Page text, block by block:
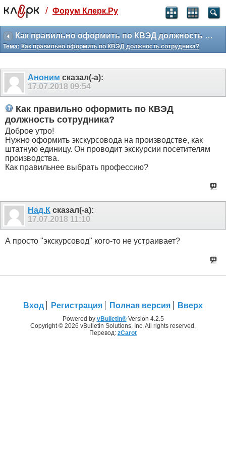
Святые угодники, Клерк без рекламы
прекрасен:)
месяц
3 месяца
259
₽
-10%
499 ₽
-15%
Отмена Оплатить
/ Форум Клерк.Ру
Как правильно оформить по КВЭД должность сотрудника?
Тема: Как правильно оформить по КВЭД должность сотрудника?
Аноним сказал(-а):
17.07.2018 09:54
Как правильно оформить по КВЭД
должность сотрудника?
Доброе утро!
Нужно оформить экскурсовода на производстве, как
штатную единицу. Он проводит экскурсии посетителям
производства.
Как правильнее выбрать профессию?
Над.К сказал(-а):
17.07.2018 11:10
А просто "экскурсовод" кого-то не устраивает?
Вход Регистрация Полная версия Вверх
Powered by vBulletin®Version 4.2.5
Copyright © 2026 vBulletin Solutions, Inc. All rights reserved.
Перевод: zCarot